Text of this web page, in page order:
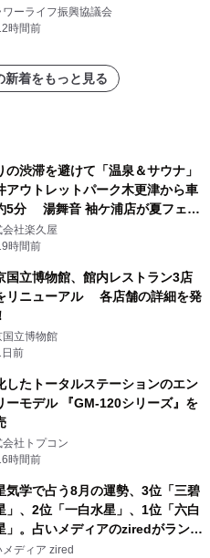
ワーライフ振興協議会
時間前
新着をもっと見る
の渋滞を避けて「温泉＆サウナ」
アウトレットパーク木更津から車
5分 湯舞音 袖ケ浦店が夏フェア
ューを提供
会社楽久屋
時間前
国立博物館、館内レストラン3店
リニューアル 各店舗の詳細を発
国立博物館
前
したトータルステーションのエン
ーモデル 『GM-120シリーズ』を
会社トプコン
時間前
気学で占う8月の運勢、3位「三碧
」、2位「一白水星」、1位「六白
」。占いメディアのziredがランキ
を発表
メディア zired